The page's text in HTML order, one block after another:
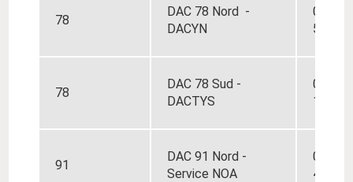
78
DAC 78 Nord -
DACYN
01 86
50
78
DAC 78 Sud -
DACTYS
01 30
12
91
DAC 91 Nord -
Service NOA
01 69
40